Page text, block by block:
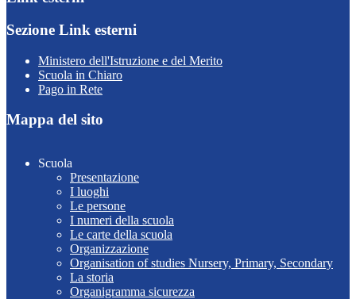
Sezione Link esterni
Ministero dell'Istruzione e del Merito
Scuola in Chiaro
Pago in Rete
Mappa del sito
Scuola
Presentazione
I luoghi
Le persone
I numeri della scuola
Le carte della scuola
Organizzazione
Organisation of studies Nursery, Primary, Secondary
La storia
Organigramma sicurezza